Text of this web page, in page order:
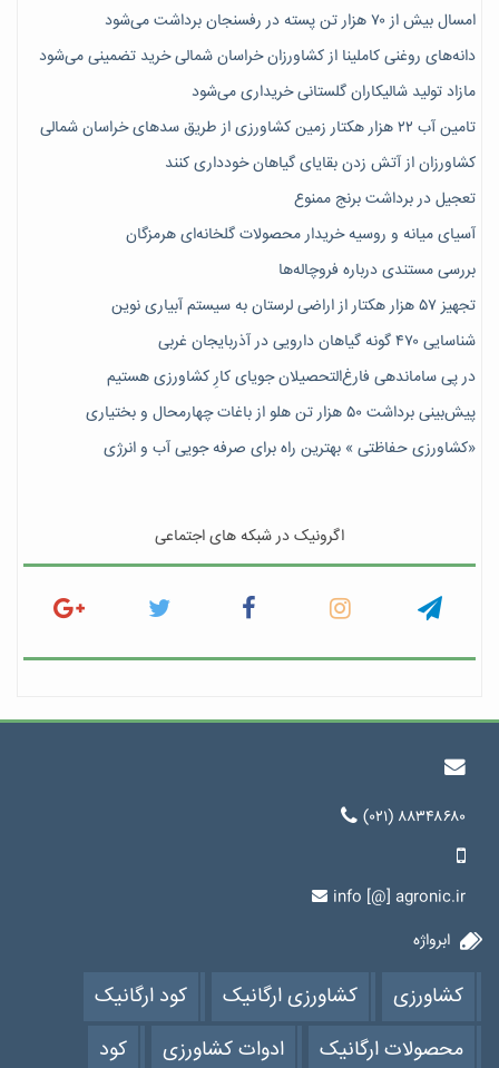
امسال بیش از ۷۰ هزار تن پسته در رفسنجان برداشت می‌شود
دانه‌های روغنی کاملینا از کشاورزان خراسان شمالی خرید تضمینی می‌شود
مازاد تولید شالیکاران گلستانی خریداری می‌شود
تامین آب ۲۲ هزار هکتار زمین کشاورزی از طریق سدهای خراسان شمالی
کشاورزان از آتش زدن بقایای گیاهان خودداری کنند
تعجیل در برداشت برنج ممنوع
آسیای میانه و روسیه خریدار محصولات گلخانه‌ای هرمزگان
بررسی مستندی درباره فروچاله‌ها
تجهیز ۵۷ هزار هکتار از اراضی لرستان به سیستم آبیاری نوین
شناسایی ۴۷٠ گونه گیاهان دارویی در آذربایجان غربی
در پی ساماندهی فارغ‌التحصیلان جویای کارِ کشاورزی هستیم
پیش‎‌بینی برداشت ۵۰ هزار تن هلو از باغات چهارمحال و بختیاری
«کشاورزی حفاظتی » بهترین راه برای صرفه جویی آب و انرژی
اگرونیک در شبکه های اجتماعی
(۰۲۱) ۸۸۳۴۸۶۸۰
info [@] agronic.ir
ابرواژه
کشاورزی کشاورزی ارگانیک
کود ارگانیک
محصولات ارگانیک
ادوات کشاورزی کود